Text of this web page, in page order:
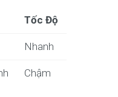
Tốc Độ
Nhanh
Chậm